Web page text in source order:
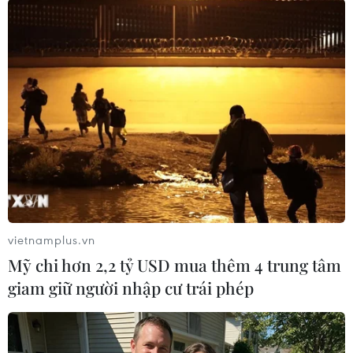
tượng được gia hạn thời gian vay vốn tối đa
từ 12 tháng lên 36 tháng với các khoản vay
tín dụng xuất khẩu.
Xuân Dũng (Vietnam+)
vietnamplus.vn
Mỹ chi hơn 2,2 tỷ USD mua thêm 4 trung tâm
giam giữ người nhập cư trái phép